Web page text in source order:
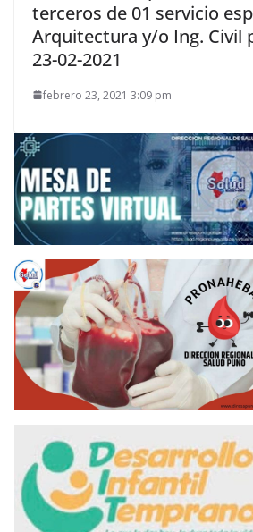
terceros de 01 servicio
Arquitectura y/o Ing. Civil
23-02-2021
febrero 23, 2021 3:09 pm